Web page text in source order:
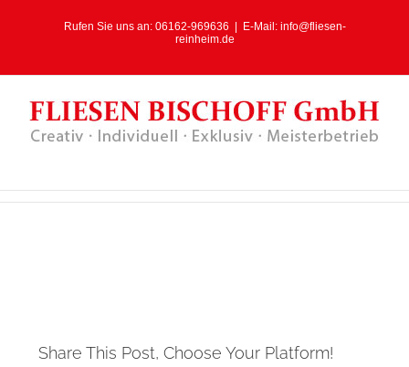
Rufen Sie uns an: 06162-969636 E-Mail: info@fliesen-
reinheim.de
Share This Post, Choose Your Platform!